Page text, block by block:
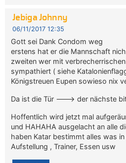
Jebiga Johnny
06/11/2017 12:35
Gott sei Dank Condom weg
erstens hat er die Mannschaft
zweiten wer mit
sympathiert ( siehe
Königstreuen Eupen sowieso nix
Da ist die Tür ——-> der nächste
Hoffentlich wird jetzt mal
und HAHAHA ausgelacht an alle
haben Katar bestimmt alles was
Aufstellung , Trainer, Essen usw